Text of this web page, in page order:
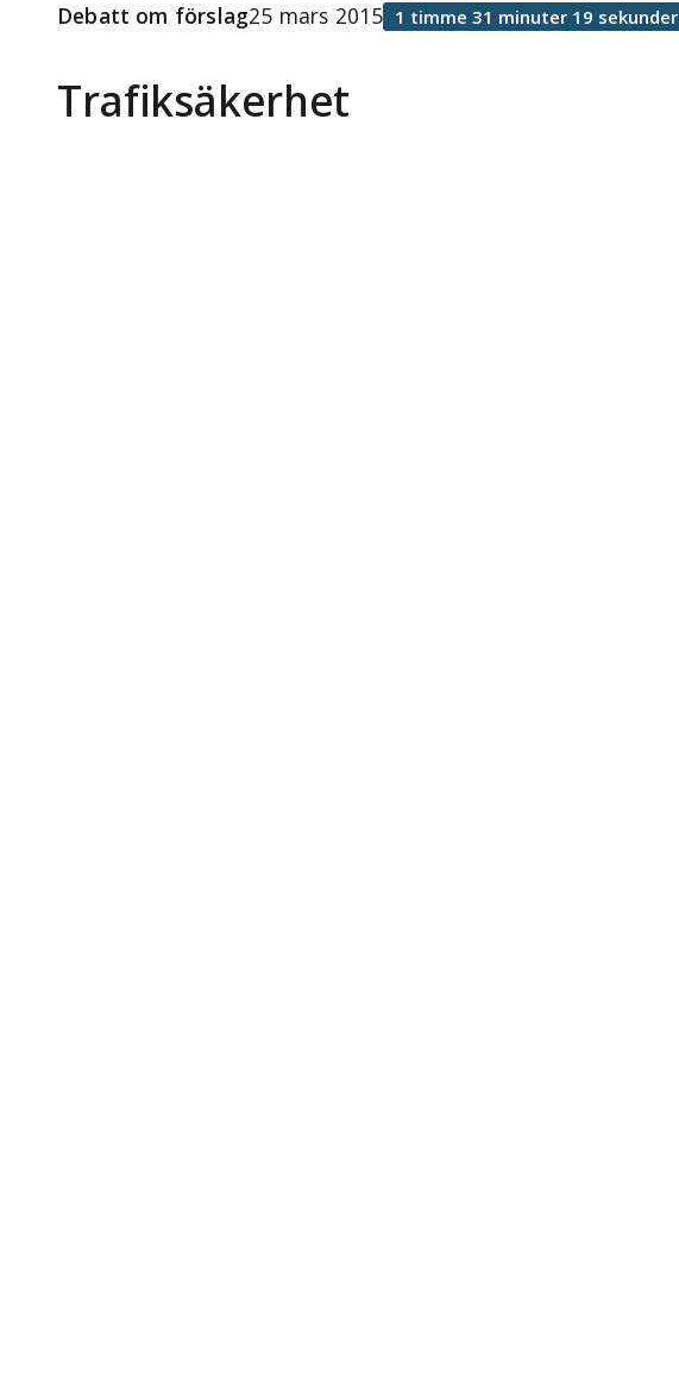
Trafiksäkerhet
Debatt om förslag25 mars 2015 1 timme 31 minuter 19 sekunder